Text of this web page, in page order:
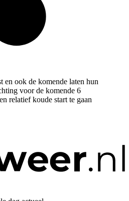
en ook de komende laten hun
voor de komende 6
relatief koude start te gaan